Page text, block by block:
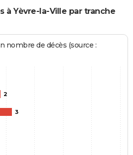
à Yèvre-la-Ville par tranche
nombre de décès (source :
2
3